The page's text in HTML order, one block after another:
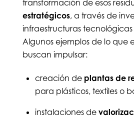
transformación de esos
estratégicos, a través de
infraestructuras tecnológicas
Algunos ejemplos de lo que
buscan impulsar:
creación de plantas de
para plásticos, textiles o
instalaciones de